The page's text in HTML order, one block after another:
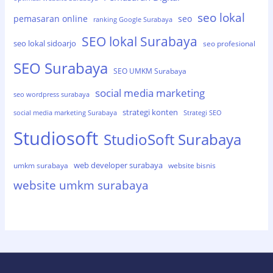
pemasaran online ranking Google Surabaya seo seo lokal
seo lokal sidoarjo SEO lokal Surabaya seo profesional
SEO Surabaya SEO UMKM Surabaya
seo wordpress surabaya social media marketing
social media marketing Surabaya strategi konten Strategi SEO
Studiosoft StudioSoft Surabaya
umkm surabaya web developer surabaya website bisnis
website umkm surabaya